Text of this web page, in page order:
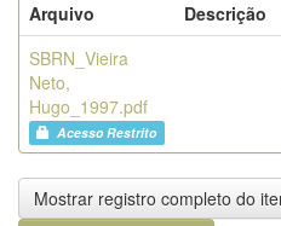
Arquivo
Descrição
SBRN_Vieira
Neto,
Hugo_1997.pdf
Acesso Restrito
Mostrar registro completo do